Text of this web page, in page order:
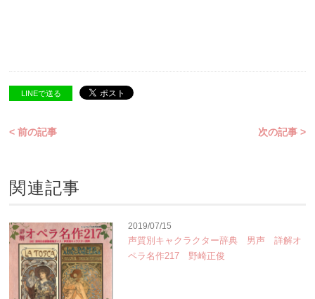
LINEで送る
< 前の記事 次の記事 >
関連記事
2019/07/15
声質別キャクラクター辞典 男声 詳解オ
ペラ名作217 野崎正俊